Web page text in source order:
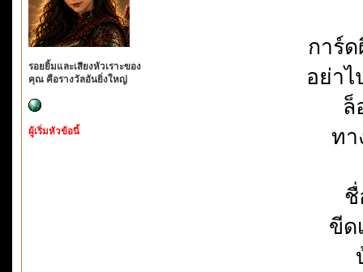
รอยยิ้มและเสียงหัวเราะของ
คุณ คือรางวัลอันยิ่งใหญ่
ผู้เริ่มหัวข้อนี้
การ์
อย่าไ
ล็
ทา
ชื่
ขีด